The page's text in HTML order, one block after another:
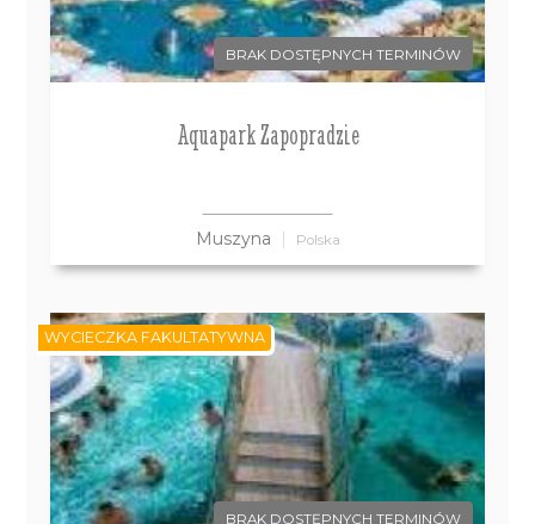
BRAK DOSTĘPNYCH TERMINÓW
Aquapark Zapopradzie
Muszyna Polska
BRAK DOSTĘPNYCH TERMINÓW
WYCIECZKA FAKULTATYWNA